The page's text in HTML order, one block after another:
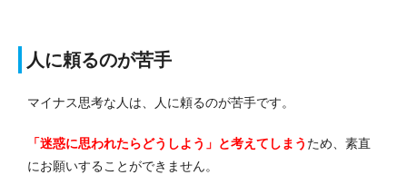
人に頼るのが苦手
マイナス思考な人は、人に頼るのが苦手です。
「迷惑に思われたらどうしよう」と考えてしまう ため、素直
にお願いすることができません。